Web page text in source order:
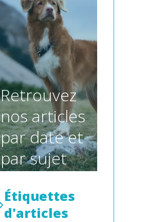
Retrouvez
nos articles
par date et
par sujet
Étiquettes
d'articles